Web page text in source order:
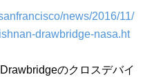
news/2016/11/
drawbridge-nasa.ht
のクロスデバイ